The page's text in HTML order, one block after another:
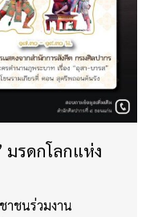
มรดกโลกแห่ง
าชนร่วมงาน